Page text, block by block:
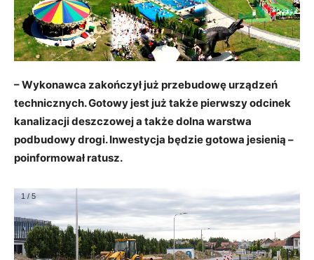
– Wykonawca zakończył już przebudowę urządzeń
technicznych. Gotowy jest już także pierwszy odcinek
kanalizacji deszczowej a także dolna warstwa
podbudowy drogi. Inwestycja będzie gotowa jesienią –
poinformował ratusz.
1/5